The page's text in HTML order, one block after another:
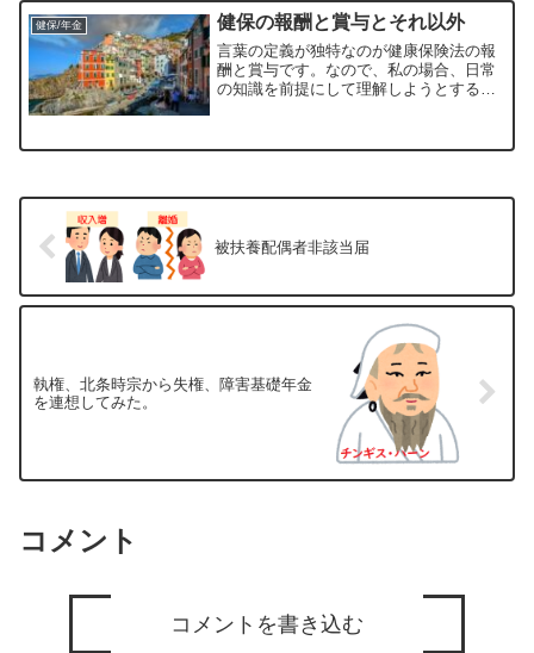
日々、計画修正してやったぜ～。スギち
ゃん（イメージ）ワイルド...
健保/年金 健保の報酬と賞与とそれ以外
言葉の定義が独特なのが健康保険法の報
酬と賞与です。なので、私の場合、日常
の知識を前提にして理解しようとする
律において「報酬」とは、賃金、給料、
被扶養配偶者非該当届
執権、北条時宗から失権、障害基礎年金
を連想してみた。
コメント
コメントを書き込む